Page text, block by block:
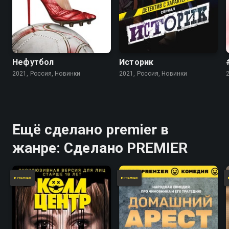
Нефутбол
2021, Россия, Новинки
Историк
2021, Россия, Новинки
Ещё сделано premier в
жанре: Сделано PREMIER